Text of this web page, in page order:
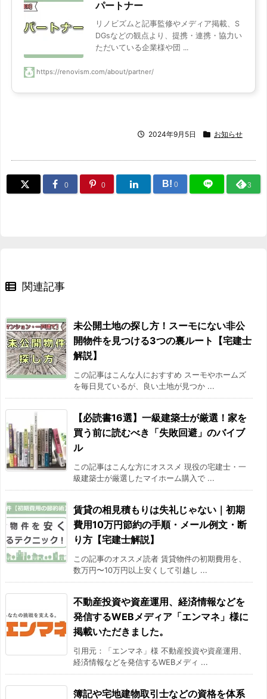
パートナー
リノビズムと記事監修やメディア掲載、S
DGsなどの観点より、提携・連携・協力い
ただいている企業様や団 ...
https://renovism.com/about/partner/
2024年9月5日 お知らせ
0 0 B! 0 3
関連記事
未公開土地の探し方！スーモにない非公
開物件を見つける3つの裏ルート【宅建士
解説】
この記事はこんな人におすすめ スーモやホームズ
を毎日見ているが、良い土地が見つか ...
【必読書16選】一級建築士が厳選！家を
買う前に読むべき「失敗回避」のバイブ
ル
この記事はこんな方にオススメ 現役の宅建士・一
級建築士が厳選したマイホーム購入で ...
賃貸の相見積もりは失礼じゃない｜初期
費用10万円節約の手順・メール例文・断
り方【宅建士解説】
この記事のオススメ読者 賃貸物件の初期費用を、
数万円〜10万円以上安くして引越し ...
不動産投資や資産運用、経済情報などを
発信するWEBメディア「エンマネ」様に
掲載いただきました。
引用元：「エンマネ」様 不動産投資や資産運用、
経済情報などを発信するWEBメディ ...
簿記や宅地建物取引士などの資格を体系